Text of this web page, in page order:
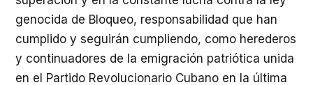
genocida de Bloqueo, responsabilidad que han
cumplido y seguirán cumpliendo, como herederos
y continuadores de la emigración patriótica unida
en el Partido Revolucionario Cubano en la última